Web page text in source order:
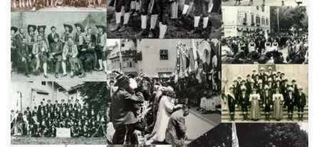
Bozen – Der neue Bezirkskalender 2022 des
Schützenbezirkes Bozen ist in den nächsten Tagen da.
Er erscheint heuer zum siebten Mal und zeigt
historische, unveröffentlichte und zum Teil
geschichtsträchtige Bilder der Kompanien des
Schützenbezirkes Bozen.